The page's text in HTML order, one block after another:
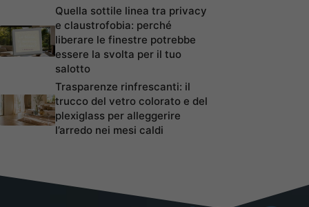
Quella sottile linea tra privacy
e claustrofobia: perché
liberare le finestre potrebbe
essere la svolta per il tuo
salotto
Trasparenze rinfrescanti: il
trucco del vetro colorato e del
plexiglass per alleggerire
l’arredo nei mesi caldi